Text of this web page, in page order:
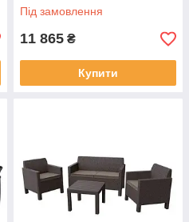
Під замовлення
11 865 ₴
Купити